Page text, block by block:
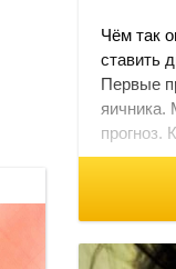
Чём так
ставить
Первые
яичника.
прогноз.